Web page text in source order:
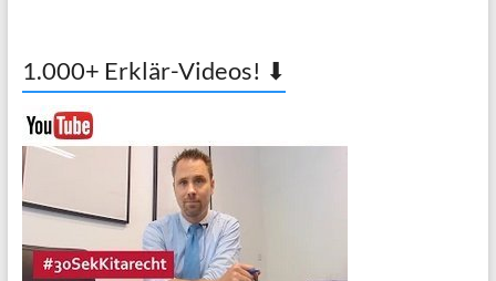
1.000+ Erklär-Videos! ⬇